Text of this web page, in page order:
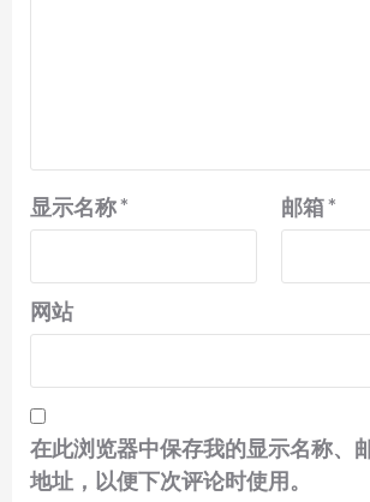
显示名称* 邮箱*
网站
在此浏览器中保存我的显示名称、
地址，以便下次评论时使用。